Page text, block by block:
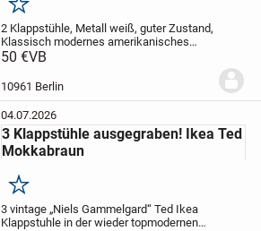
Merken
2 Klappstühle, Metall weiß, guter Zustand,
Klassisch modernes amerikanisches
Design. Gerne an Selbstabholer in Berlin-
015565101475
50 €VB
10961 Berlin
04.07.2026
3 Klappstühle ausgegraben! Ikea Ted
Mokkabraun
Merken
3 vintage „Niels Gammelgard“ Ted Ikea
Klappstuhle in der wieder topmodernen